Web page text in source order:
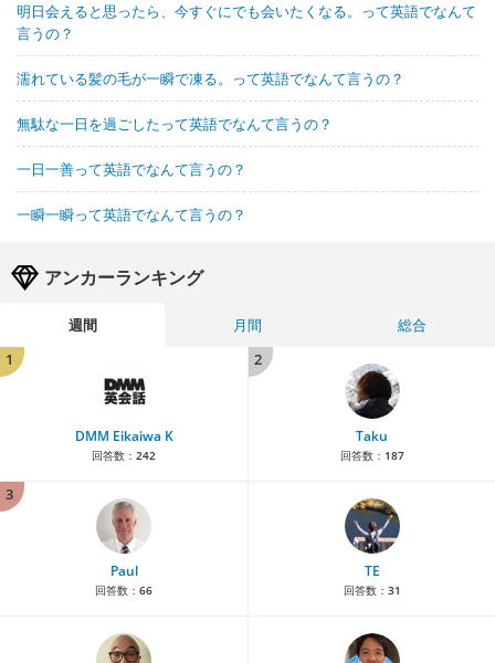
明日会えると思ったら、今すぐにでも会いたくなる。って英語でなんて
言うの？
濡れている髪の毛が一瞬で凍る。って英語でなんて言うの？
無駄な一日を過ごしたって英語でなんて言うの？
一日一善って英語でなんて言うの？
一瞬一瞬って英語でなんて言うの？
アンカーランキング
週間 月間
総合
1
DMM Eikaiwa K
回答数： 242
2
Taku
回答数： 187
3
Paul
回答数： 66
TE
回答数： 31